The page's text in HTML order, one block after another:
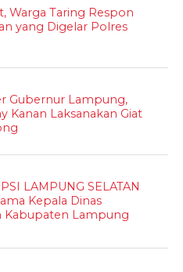
Warga Taring Respon
yang Digelar Polres
Gubernur Lampung,
Kanan Laksanakan Giat
LAMPUNG SELATAN
Kepala Dinas
Kabupaten Lampung